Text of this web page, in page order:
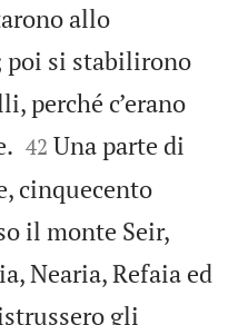
allo
poi si stabilirono
perché c’erano


42 Una parte di
cinquecento
il monte Seir,
Nearia, Refaia ed
gli